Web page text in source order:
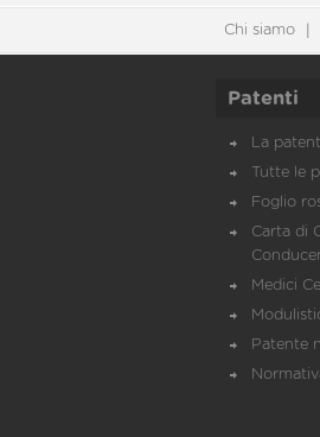
Chi siamo
Patenti
La
Tutte le
Foglio
Carta di
Medici
Patente